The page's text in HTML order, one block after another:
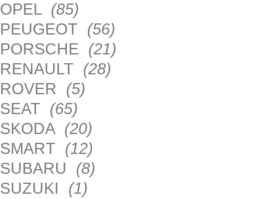
OPEL (85)
PEUGEOT (56)
PORSCHE (21)
RENAULT (28)
ROVER (5)
SEAT (65)
SKODA (20)
SMART (12)
SUBARU (8)
SUZUKI (1)